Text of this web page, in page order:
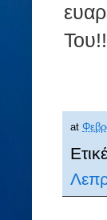
at